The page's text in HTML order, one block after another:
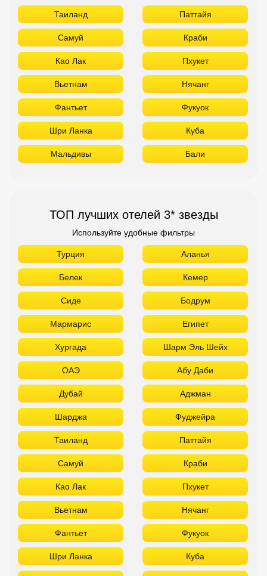
Таиланд Паттайя
Самуй Краби
Као Лак Пхукет
Вьетнам Нячанг
Фантьет Фукуок
Шри Ланка Куба
Мальдивы Бали
ТОП лучших отелей 3* звезды
Используйте удобные фильтры
Турция Аланья
Белек Кемер
Сиде Бодрум
Мармарис Египет
Хургада Шарм Эль Шейх
ОАЭ Абу Даби
Дубай Аджман
Шарджа Фуджейра
Таиланд Паттайя
Самуй Краби
Као Лак Пхукет
Вьетнам Нячанг
Фантьет Фукуок
Шри Ланка Куба